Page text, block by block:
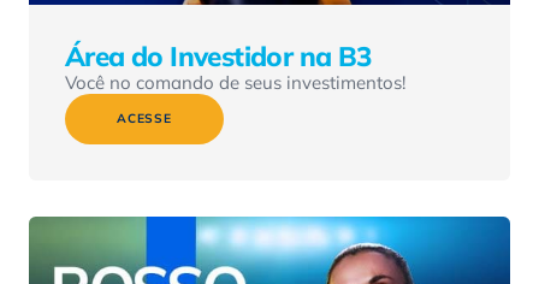
Área do Investidor na B3
Você no comando de seus investimentos!
ACESSE